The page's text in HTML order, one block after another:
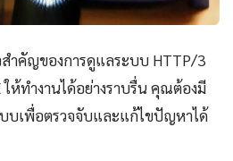
สำคัญของการดูแลระบบ HTTP/3
ให้ทำงานได้อย่างราบรื่น คุณต้องมี
บเพื่อตรวจจับและแก้ไขปัญหาได้